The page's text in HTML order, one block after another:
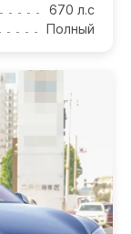
670 л.с
Полный